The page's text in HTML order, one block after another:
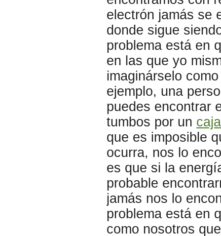
electrón jamás se
donde sigue
problema está en
en las que yo
imaginárselo
ejemplo, una
puedes encontrar
tumbos por un caja
que es imposible
ocurra, nos lo
es que si la
probable
jamás nos lo
problema está en
como nosotros